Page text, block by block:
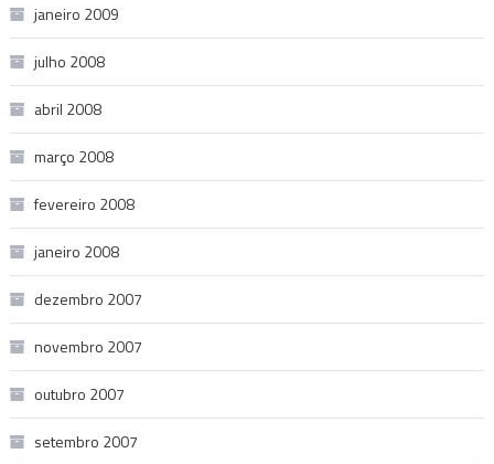
janeiro 2009
julho 2008
abril 2008
março 2008
fevereiro 2008
janeiro 2008
dezembro 2007
novembro 2007
outubro 2007
setembro 2007